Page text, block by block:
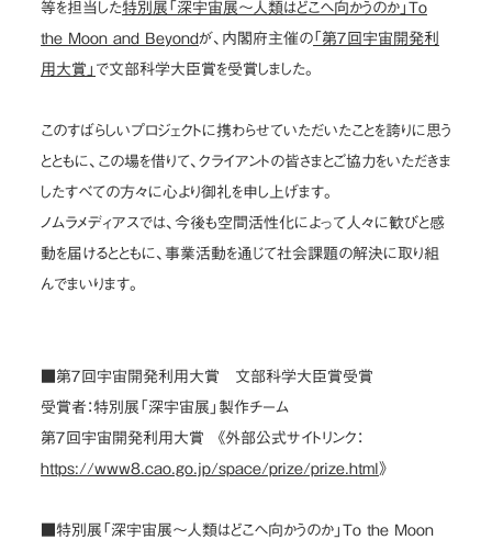
等を担当した特別展「深宇宙展～人類はどこへ向かうのか」To
the Moon and Beyondが、内閣府主催の「第７回宇宙開発利
用大賞」 で文部科学大臣賞を受賞しました。
このすばらしいプロジェクトに携わらせていただいたことを誇りに思う
とともに、この場を借りて、クライアントの皆さまとご協力をいただきま
したすべての方々に心より御礼を申し上げます。
ノムラメディアスでは、今後も空間活性化によって人々に歓びと感
動を届けるとともに、事業活動を通じて社会課題の解決に取り組
んでまいります。
■第７回宇宙開発利用大賞 文部科学大臣賞受賞
受賞者：特別展「深宇宙展」製作チーム
第７回宇宙開発利用大賞 《外部公式サイトリンク：
https://www8.cao.go.jp/space/prize/prize.html 》
■特別展「深宇宙展～人類はどこへ向かうのか」To the Moon